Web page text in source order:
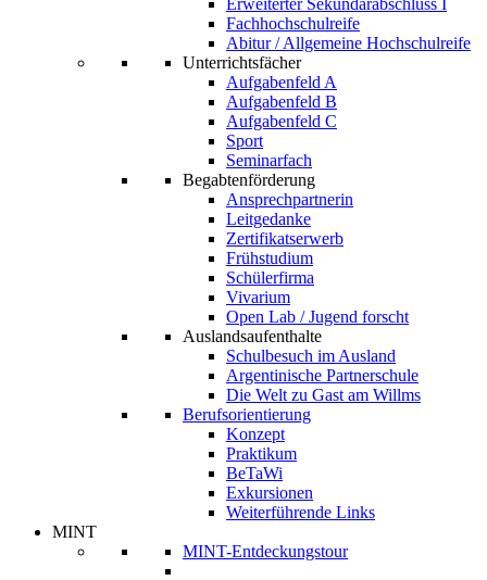
Erweiterter Sekundarabschluss I
Fachhochschulreife
Abitur / Allgemeine Hochschulreife
Unterrichtsfächer
Aufgabenfeld A
Aufgabenfeld B
Aufgabenfeld C
Sport
Seminarfach
Begabtenförderung
Ansprechpartnerin
Leitgedanke
Zertifikatserwerb
Frühstudium
Schülerfirma
Vivarium
Open Lab / Jugend forscht
Auslandsaufenthalte
Schulbesuch im Ausland
Argentinische Partnerschule
Die Welt zu Gast am Willms
Berufsorientierung
Konzept
Praktikum
BeTaWi
Exkursionen
Weiterführende Links
MINT
MINT-Entdeckungstour